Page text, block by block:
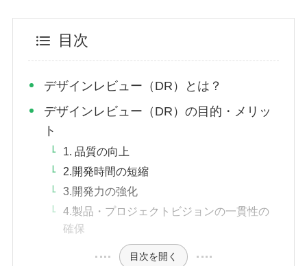
目次
デザインレビュー（DR）とは？
デザインレビュー（DR）の目的・メリッ
ト
1. 品質の向上
2.開発時間の短縮
3.開発力の強化
4.製品・プロジェクトビジョンの一貫性の
確保
目次を開く